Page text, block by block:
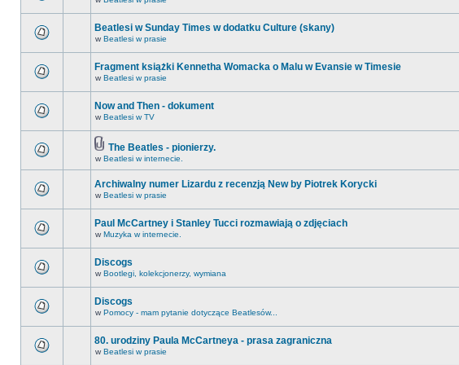
Beatlesi w Sunday Times w dodatku Culture (skany)
w Beatlesi w prasie
Fragment książki Kennetha Womacka o Malu w Evansie w Timesie
w Beatlesi w prasie
Now and Then - dokument
w Beatlesi w TV
The Beatles - pionierzy.
w Beatlesi w internecie.
Archiwalny numer Lizardu z recenzją New by Piotrek Korycki
w Beatlesi w prasie
Paul McCartney i Stanley Tucci rozmawiają o zdjęciach
w Muzyka w internecie.
Discogs
w Bootlegi, kolekcjonerzy, wymiana
Discogs
w Pomocy - mam pytanie dotyczące Beatlesów...
80. urodziny Paula McCartneya - prasa zagraniczna
w Beatlesi w prasie